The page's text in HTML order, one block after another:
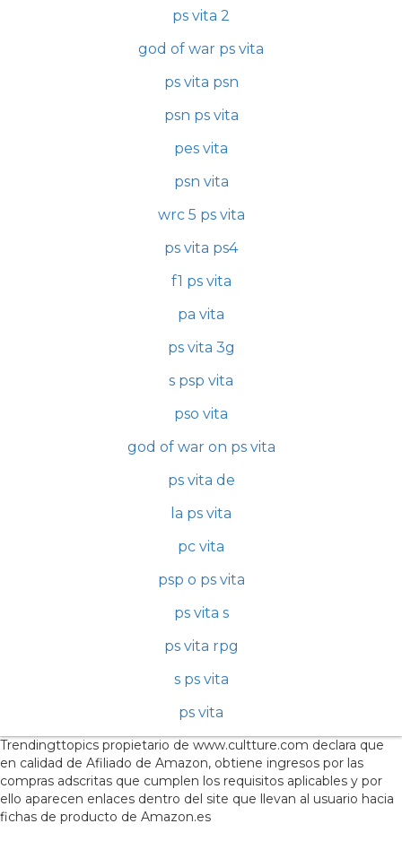
ps vita 2
god of war ps vita
ps vita psn
psn ps vita
pes vita
psn vita
wrc 5 ps vita
ps vita ps4
f1 ps vita
pa vita
ps vita 3g
s psp vita
pso vita
god of war on ps vita
ps vita de
la ps vita
pc vita
psp o ps vita
ps vita s
ps vita rpg
s ps vita
ps vita
Trendingttopics propietario de www.cultture.com declara que
en calidad de Afiliado de Amazon, obtiene ingresos por las
compras adscritas que cumplen los requisitos aplicables y por
ello aparecen enlaces dentro del site que llevan al usuario hacia
fichas de producto de Amazon.es